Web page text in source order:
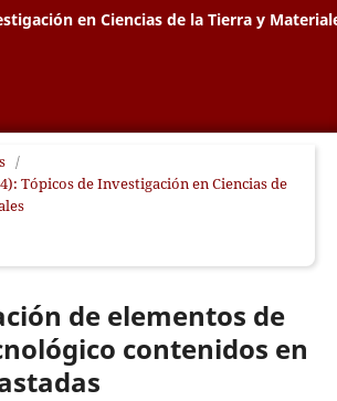
en Ciencias de la Tierra y
/
Tópicos de Investigación en Ciencias de
de elementos de
contenidos en